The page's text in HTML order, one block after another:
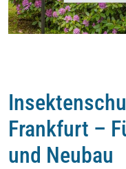
Frankfurt –
und Neubau